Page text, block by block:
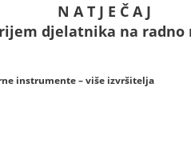
N A T J E Č A J
djelatnika na radno
instrumente – više izvršitelja